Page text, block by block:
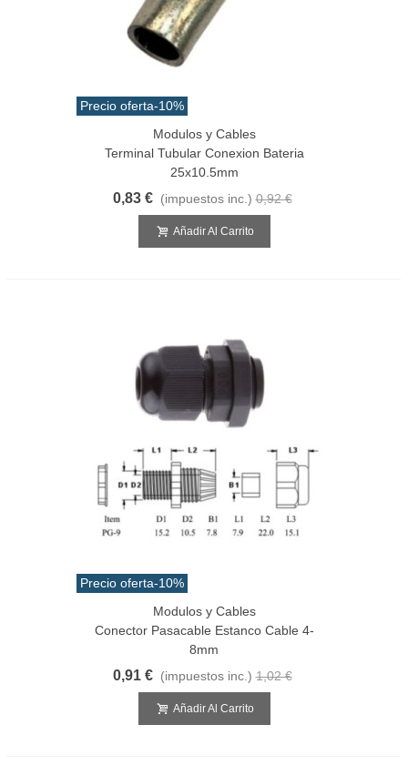
Precio oferta-10%
Modulos y Cables
Terminal Tubular Conexion Bateria
25x10.5mm
0,83 € (impuestos inc.) 0,92 €
Añadir Al Carrito
Precio oferta-10%
Modulos y Cables
Conector Pasacable Estanco Cable 4-
8mm
0,91 € (impuestos inc.) 1,02 €
Añadir Al Carrito